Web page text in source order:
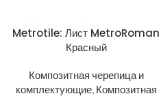
Metrotile: Лист MetroRoman
Красный
Композитная черепица и
комплектующие, Композитная